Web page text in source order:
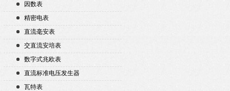
因数表
精密电表
直流毫安表
交直流安培表
数字式兆欧表
直流标准电压发生器
瓦特表